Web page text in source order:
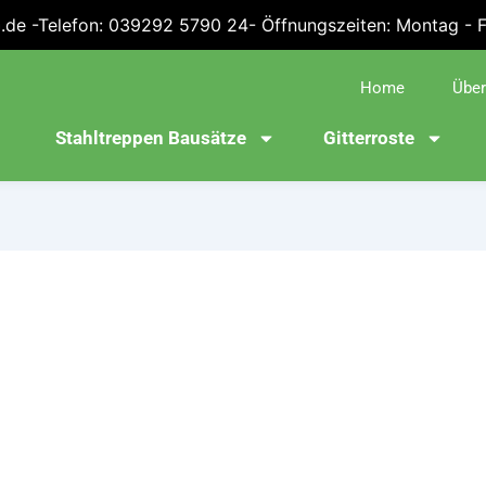
-Telefon: 039292 5790 24- Öffnungszeiten: Montag -
Home
Stahltreppen Bausätze Gitterroste